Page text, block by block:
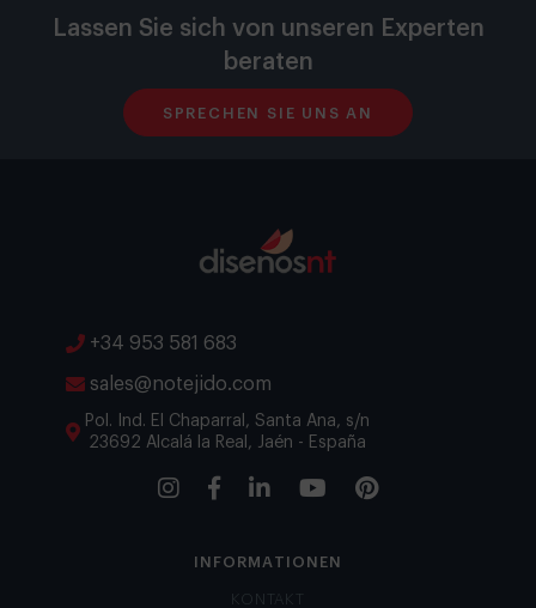
Lassen Sie sich von unseren Experten
beraten
SPRECHEN SIE UNS AN
+34 953 581 683
sales@notejido.com
Pol. Ind. El Chaparral, Santa Ana, s/n
23692 Alcalá la Real, Jaén - España
INFORMATIONEN
KONTAKT